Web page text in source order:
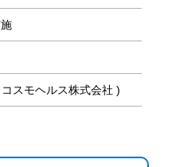
スモヘルス株式会社 )